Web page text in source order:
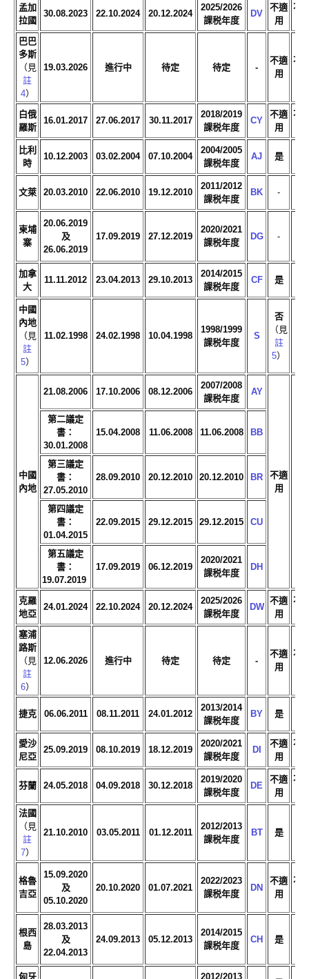
孟加
拉國
30.08.2023 22.10.2024 20.12.2024
2025/2026
課税年度
DV
不適
用
不
巴巴
多斯
（見
註
4）
19.03.2026 進行中 待定 待定 -
不適
用
不
白俄
羅斯
16.01.2017 27.06.2017 30.11.2017
2018/2019
課税年度
CY
不適
用
不
比利
時
10.12.2003 03.02.2004 07.10.2004
2004/2005
課税年度
AJ 是
文萊 20.03.2010 22.06.2010 19.12.2010
2011/2012
課税年度
BK -
柬埔
寨
20.06.2019
及
26.06.2019
17.09.2019 27.12.2019
2020/2021
課税年度
DG -
加拿
大
11.11.2012 23.04.2013 29.10.2013
2014/2015
課税年度
CF 是
中國
內地
（見
註
5）
11.02.1998 24.02.1998 10.04.1998
1998/1999
課税年度
S
否
（見
註
5）
中國
內地
21.08.2006 17.10.2006 08.12.2006
2007/2008
課税年度
AY
不適
用
第二議定
書：
30.01.2008
15.04.2008 11.06.2008 11.06.2008 BB
第三議定
書：
27.05.2010
28.09.2010 20.12.2010 20.12.2010 BR
第四議定
書：
01.04.2015
22.09.2015 29.12.2015 29.12.2015 CU
第五議定
書：
19.07.2019
17.09.2019 06.12.2019
2020/2021
課税年度
DH
克羅
地亞
24.01.2024 22.10.2024 20.12.2024
2025/2026
課税年度
DW
不適
用
不
塞浦
路斯
（見
註
6）
12.06.2026 進行中 待定 待定 -
不適
用
不
捷克 06.06.2011 08.11.2011 24.01.2012
2013/2014
課税年度
BY 是
愛沙
尼亞
25.09.2019 08.10.2019 18.12.2019
2020/2021
課税年度
DI
不適
用
不
芬蘭 24.05.2018 04.09.2018 30.12.2018
2019/2020
課税年度
DE
不適
用
不
法國
（見
註
7）
21.10.2010 03.05.2011 01.12.2011
2012/2013
課税年度
BT 是
格魯
吉亞
15.09.2020
及
05.10.2020
20.10.2020 01.07.2021
2022/2023
課税年度
DN
不適
用
不
根西
島
28.03.2013
及
22.04.2013
24.09.2013 05.12.2013
2014/2015
課税年度
CH 是
匈牙 2012/2013